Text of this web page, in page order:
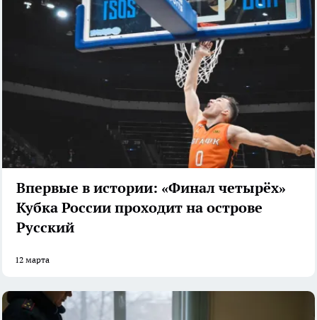
Впервые в истории: «Финал четырёх»
Кубка России проходит на острове
Русский
12 марта